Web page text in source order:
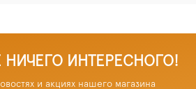
НИЧЕГО ИНТЕРЕСНОГО!
и акциях нашего магазина